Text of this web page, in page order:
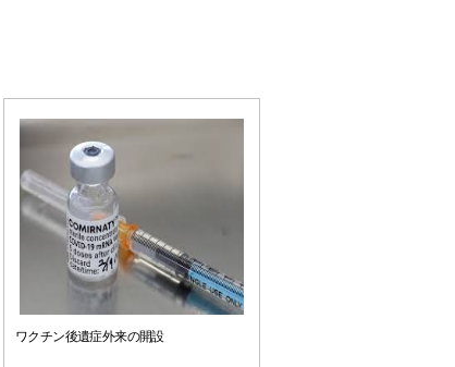
ワクチン後遺症外来の開設